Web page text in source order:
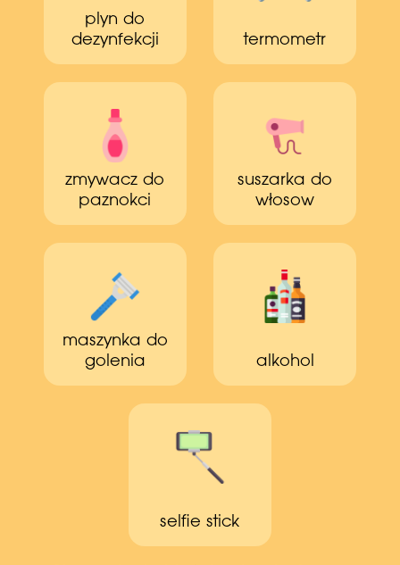
plyn do
dezynfekcji
termometr
zmywacz do
paznokci
suszarka do
włosow
maszynka do
golenia
alkohol
selfie stick